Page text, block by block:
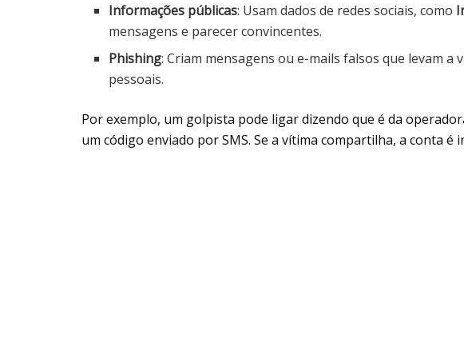
Informações públicas: Usam dados de redes sociais, como
mensagens e parecer convincentes.
Phishing: Criam mensagens ou e-mails falsos que levam
pessoais.
Por exemplo, um golpista pode ligar dizendo que é da
um código enviado por SMS. Se a vítima compartilha, a conta é